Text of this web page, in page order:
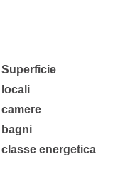
Superficie
locali
camere
bagni
classe energetica